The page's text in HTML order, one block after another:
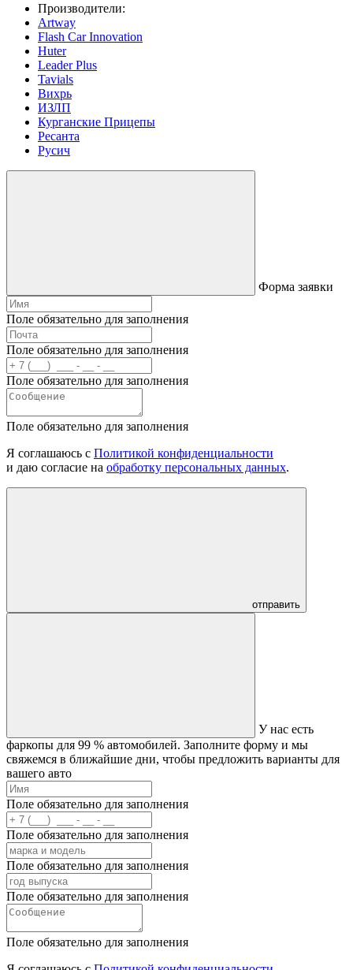
Производители:
Artway
Flash Car Innovation
Huter
Leader Plus
Tavials
Вихрь
ИЗЛП
Курганские Прицепы
Ресанта
Русич
Форма заявки
Поле обязательно для заполнения
Поле обязательно для заполнения
Поле обязательно для заполнения
Поле обязательно для заполнения
Я соглашаюсь с Политикой конфиденциальности
и даю согласие на обработку персональных данных.
отправить
У нас есть
фаркопы для 99 % автомобилей. Заполните форму и мы
свяжемся в ближайшие дни, чтобы предложить варианты для
вашего авто
Поле обязательно для заполнения
Поле обязательно для заполнения
Поле обязательно для заполнения
Поле обязательно для заполнения
Поле обязательно для заполнения